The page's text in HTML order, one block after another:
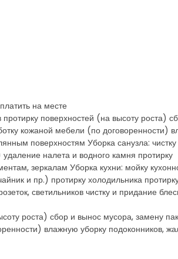
на месте
поверхностей (на высоту роста)
кожаной мебели (по договоренности)
поверхностям Уборка санузла: чистку
налета и водного камня протирку
зеркалам Уборка кухни: мойку
и пр.) протирку холодильника
светильников чистку и придание
роста) сбор и вынос мусора, замену
влажную уборку подоконников,